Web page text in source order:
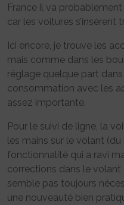
France il va
car les voitures s’insèrent
Ici encore, je trouve les
mais comme dans les
réglage quelque part dans
consommation avec les
assez importante.
Pour le suivi de ligne, la
les mains sur le volant
fonctionnalité qui a ravi
corrections dans le volant
semble pas toujours
une nouveauté bien